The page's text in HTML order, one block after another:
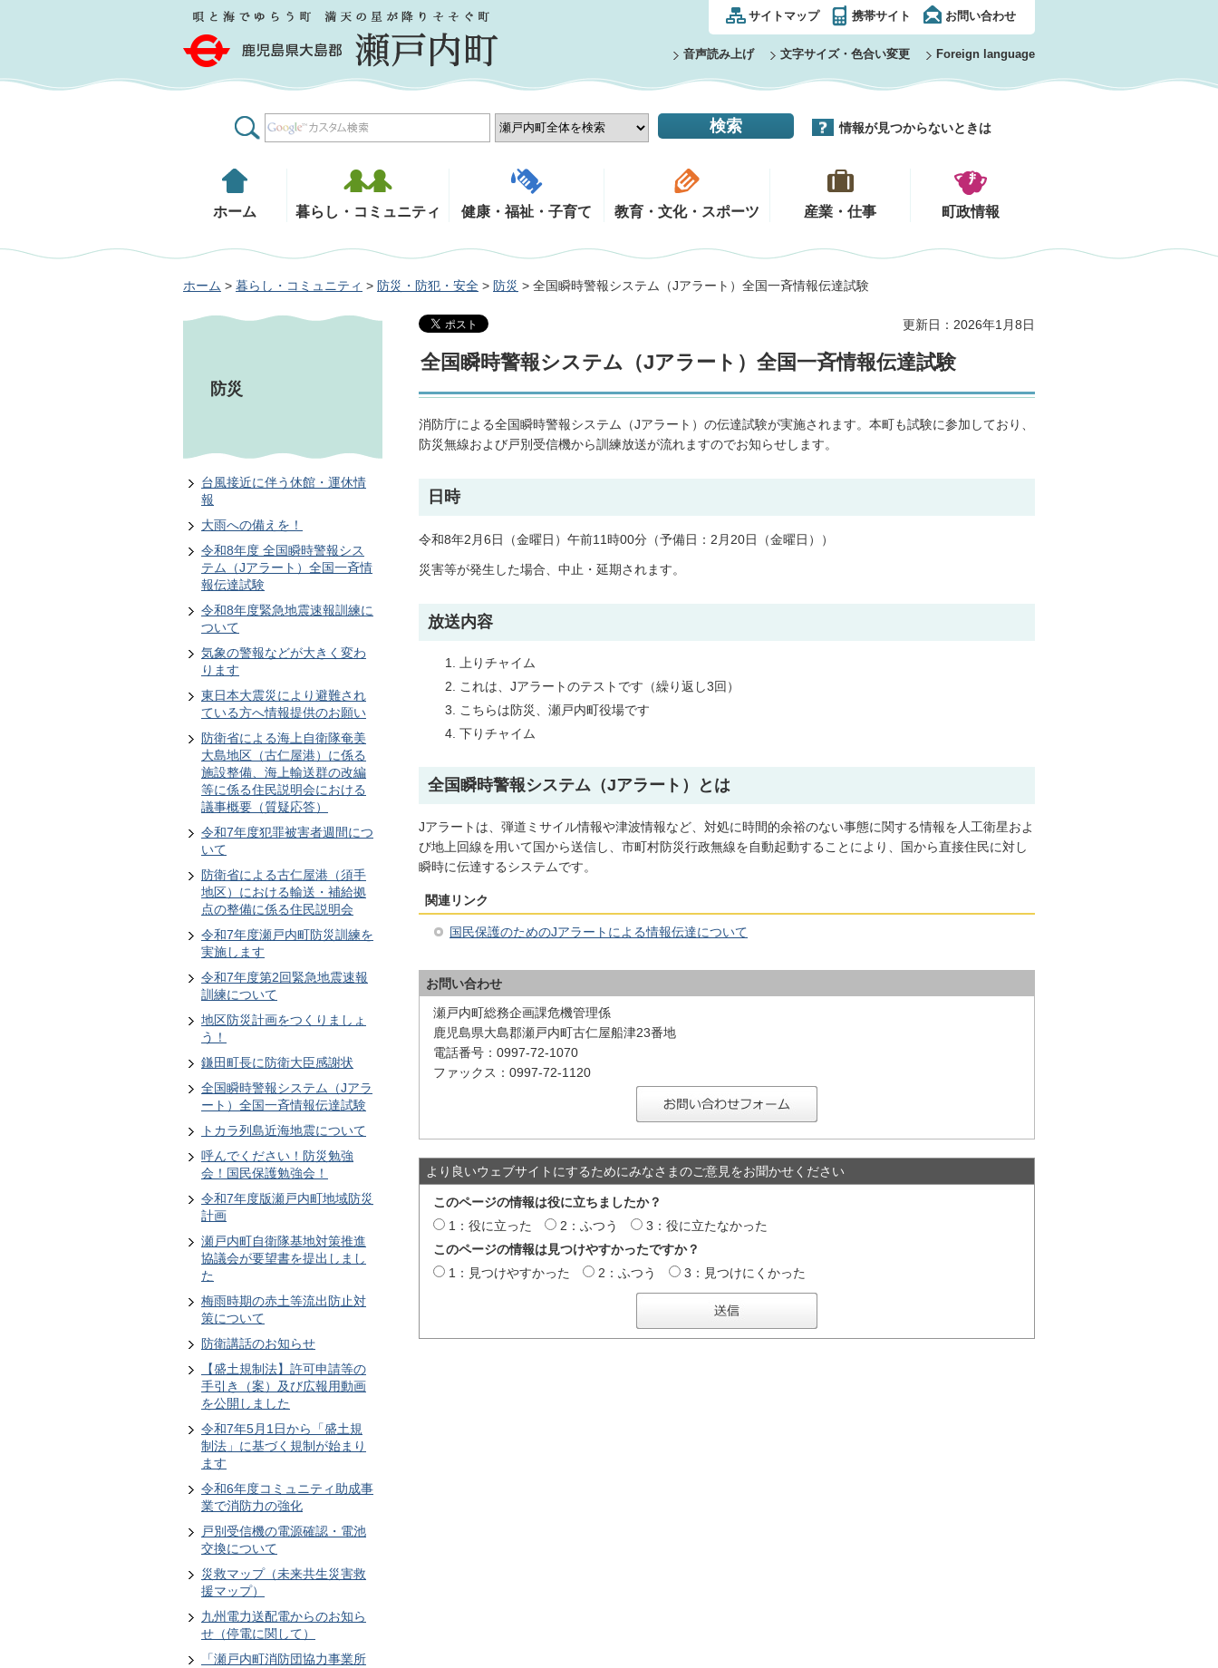
鹿児島県大島郡 瀬戸内町 サイトマップ 携帯サイト お問い合わせ
音声読み上げ 文字サイズ・色合い変更 Foreign language
情報が見つからないときは
ホーム 暮らし・コミュニティ 健康・福祉・子育て 教育・文化・スポーツ 産業・仕事 町政情報
ホーム > 暮らし・コミュニティ > 防災・防犯・安全 > 防災 > 全国瞬時警報システム（Jアラート）全国一斉情報伝達試験
防災
台風接近に伴う休館・運休情
報
大雨への備えを！
令和8年度 全国瞬時警報シス
テム（Jアラート）全国一斉情
報伝達試験
令和8年度緊急地震速報訓練に
ついて
気象の警報などが大きく変わ
ります
東日本大震災により避難され
ている方へ情報提供のお願い
防衛省による海上自衛隊奄美
大島地区（古仁屋港）に係る
施設整備、海上輸送群の改編
等に係る住民説明会における
議事概要（質疑応答）
令和7年度犯罪被害者週間につ
いて
防衛省による古仁屋港（須手
地区）における輸送・補給拠
点の整備に係る住民説明会
令和7年度瀬戸内町防災訓練を
実施します
令和7年度第2回緊急地震速報
訓練について
地区防災計画をつくりましょ
う！
鎌田町長に防衛大臣感謝状
全国瞬時警報システム（Jアラ
ート）全国一斉情報伝達試験
トカラ列島近海地震について
呼んでください！防災勉強
会！国民保護勉強会！
令和7年度版瀬戸内町地域防災
計画
瀬戸内町自衛隊基地対策推進
協議会が要望書を提出しまし
た
梅雨時期の赤土等流出防止対
策について
防衛講話のお知らせ
【盛土規制法】許可申請等の
手引き（案）及び広報用動画
を公開しました
令和7年5月1日から「盛土規
制法」に基づく規制が始まり
ます
令和6年度コミュニティ助成事
業で消防力の強化
戸別受信機の電源確認・電池
交換について
災救マップ（未来共生災害救
援マップ）
九州電力送配電からのお知ら
せ（停電に関して）
「瀬戸内町消防団協力事業所
更新日：2026年1月8日
全国瞬時警報システム（Jアラート）全国一斉情報伝達試験
消防庁による全国瞬時警報システム（Jアラート）の伝達試験が実施されます。本町も試験に参加しており、
防災無線および戸別受信機から訓練放送が流れますのでお知らせします。
日時
令和8年2月6日（金曜日）午前11時00分（予備日：2月20日（金曜日））
災害等が発生した場合、中止・延期されます。
放送内容
上りチャイム
これは、Jアラートのテストです（繰り返し3回）
こちらは防災、瀬戸内町役場です
下りチャイム
全国瞬時警報システム（Jアラート）とは
Jアラートは、弾道ミサイル情報や津波情報など、対処に時間的余裕のない事態に関する情報を人工衛星およ
び地上回線を用いて国から送信し、市町村防災行政無線を自動起動することにより、国から直接住民に対し
瞬時に伝達するシステムです。
関連リンク
国民保護のためのJアラートによる情報伝達について
お問い合わせ
瀬戸内町総務企画課危機管理係
鹿児島県大島郡瀬戸内町古仁屋船津23番地
電話番号：0997-72-1070
ファックス：0997-72-1120
より良いウェブサイトにするためにみなさまのご意見をお聞かせください
このページの情報は役に立ちましたか？
1：役に立った
2：ふつう
3：役に立たなかった
このページの情報は見つけやすかったですか？
1：見つけやすかった
2：ふつう 3：見つけにくかった